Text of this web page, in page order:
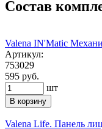
Состав
Valena IN'Matic
Артикул:
753029
595 руб.
шт
В корзину
Valena Life. Панель